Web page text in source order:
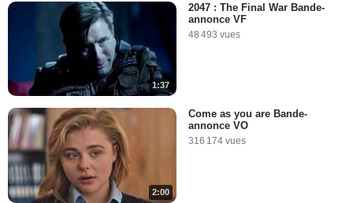
1:37
2047 : The Final War Bande-
annonce VF
48 493 vues
2:00
Come as you are Bande-
annonce VO
316 174 vues